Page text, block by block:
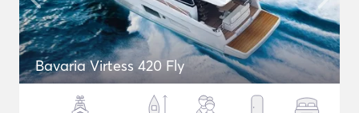
Bavaria Virtess 420 Fly